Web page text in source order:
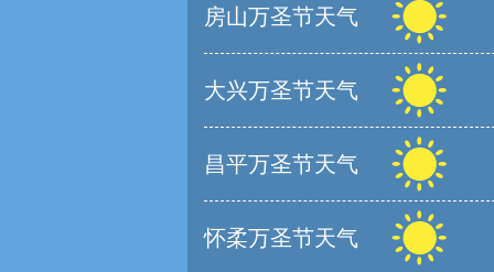
房山万圣节天气
大兴万圣节天气
昌平万圣节天气
怀柔万圣节天气